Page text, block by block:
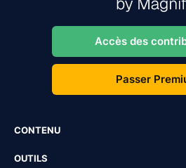
Accès des
Passer
CONTENU
OUTILS